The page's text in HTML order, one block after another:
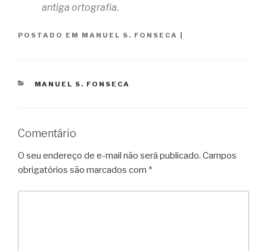
antiga ortografia.
POSTADO EM MANUEL S. FONSECA
CATEGORIAS
MANUEL S. FONSECA
Comentário
O seu endereço de e-mail não será publicado. Campos
obrigatórios são marcados com *